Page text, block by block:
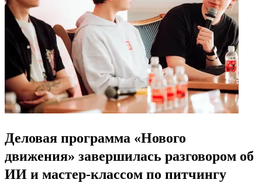
Деловая программа «Нового
движения» завершилась разговором об
ИИ и мастер-классом по питчингу